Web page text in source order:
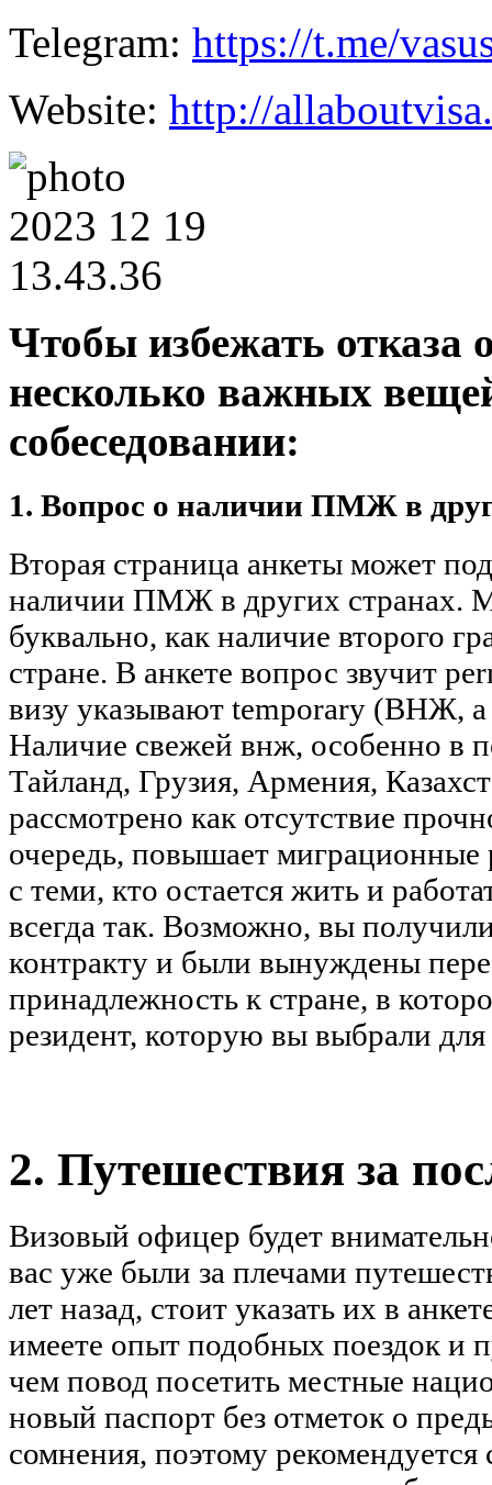
Telegram: https://t.me/
Website: http://
Чтобы избежать отказа
несколько важных
собеседовании:
1. Вопрос о наличии ПМЖ в
Вторая страница анкеты может
наличии ПМЖ в других странах.
буквально, как наличие второго
стране. В анкете вопрос звучит
визу указывают temporary (ВНЖ, а
Наличие свежей внж, особенно в
Тайланд, Грузия, Армения,
рассмотрено как отсутствие
очередь, повышает миграционные
с теми, кто остается жить и
всегда так. Возможно, вы
контракту и были вынуждены
принадлежность к стране, в
резидент, которую вы выбрали
2. Путешествия за
Визовый офицер будет
вас уже были за плечами
лет назад, стоит указать их в
имеете опыт подобных поездок и
чем повод посетить местные
новый паспорт без отметок о
сомнения, поэтому